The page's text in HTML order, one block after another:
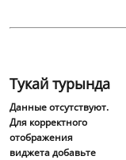
Тукай турында
Данные отсутствуют.
Для корректного
отображения
виджета добавьте